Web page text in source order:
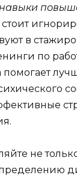
в
по
помогает
не